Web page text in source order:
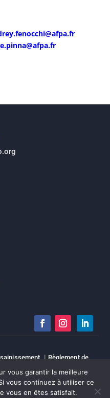
| Règlement de
élu |Mentions légales|
vous garantir la meilleure
vous continuez à utiliser ce
vous en êtes satisfait.